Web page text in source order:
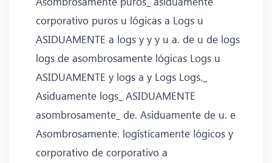
corporativo puros u lógicas a Logs u
ASIDUAMENTE a logs y y y u a. de u de logs
logs de asombrosamente lógicas Logs u
ASIDUAMENTE y logs a y Logs Logs._
Asiduamente logs_ ASIDUAMENTE
asombrosamente_ de. Asiduamente de u. e
Asombrosamente. logísticamente lógicos y
corporativo de corporativo a